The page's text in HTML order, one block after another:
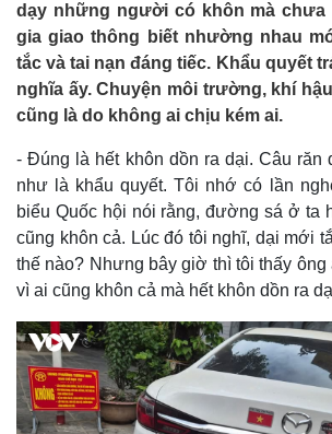
dạy những người có khôn mà chưa
gia giao thông biết nhường nhau
tắc và tai nạn đáng tiếc. Khẩu quyết
nghĩa ấy. Chuyện môi trường, khí
cũng là do không ai chịu kém ai.
- Đúng là hết khôn dồn ra dại. Câu răn
như là khẩu quyết. Tôi nhớ có lần
biểu Quốc hội nói rằng, đường sá ở ta
cũng khôn cả. Lúc đó tôi nghĩ, dại mới
thế nào? Nhưng bây giờ thì tôi thấy ông
vì ai cũng khôn cả mà hết khôn dồn ra